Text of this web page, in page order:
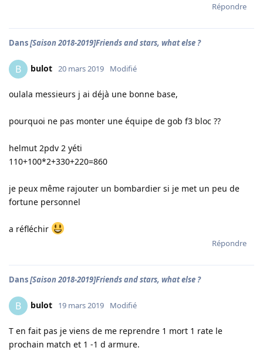
Répondre
Dans[Saison 2018-2019]Friends and stars, what else ?
B bulot 20 mars 2019 Modifié
oulala messieurs j ai déjà une bonne base,
pourquoi ne pas monter une équipe de gob f3 bloc ??
helmut 2pdv 2 yéti
110+100*2+330+220=860
je peux même rajouter un bombardier si je met un peu de
fortune personnel
a réfléchir
Répondre
Dans[Saison 2018-2019]Friends and stars, what else ?
B bulot 19 mars 2019 Modifié
T en fait pas je viens de me reprendre 1 mort 1 rate le
prochain match et 1 -1 d armure.